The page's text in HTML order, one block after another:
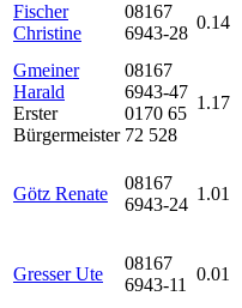
Fischer
Christine
08167
6943-28
0.14
Gmeiner
Harald
Erster
Bürgermeister
08167
6943-47
0170 65
72 528
1.17
Götz Renate
08167
6943-24
1.01
Gresser Ute
08167
6943-11
0.01